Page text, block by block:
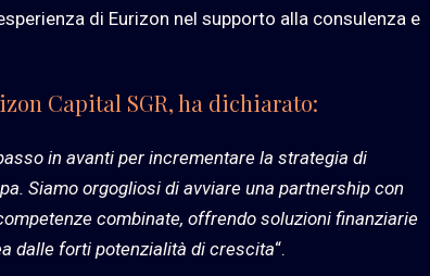
di Eurizon nel supporto alla consulenza e
Capital SGR, ha dichiarato:
in avanti per incrementare la strategia di
Siamo orgogliosi di avviare una partnership con
combinate, offrendo soluzioni finanziarie
dalle forti potenzialità di crescita“.